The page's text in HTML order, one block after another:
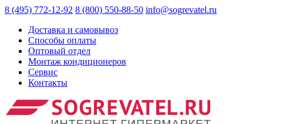
8 (495) 772-12-92 8 (800) 550-88-50 info@sogrevatel.ru
Доставка и самовывоз
Способы оплаты
Оптовый отдел
Монтаж кондиционеров
Сервис
Контакты